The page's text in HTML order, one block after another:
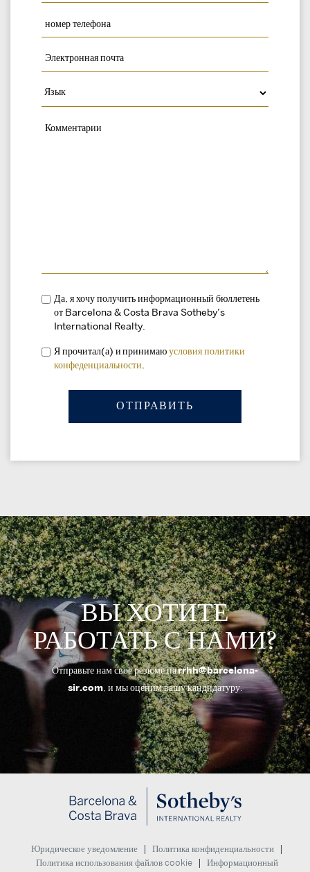
Да, я хочу получить информационный бюллетень
от Barcelona & Costa Brava Sotheby’s
International Realty.
Я прочитал(а) и принимаю условия политики
конфеденциальности
ВЫ ХОТИТЕ
РАБОТАТЬ С НАМИ?
Отправьте нам свое резюме наrrhh@barcelona-
sir.com, и мы оценим вашу кандидатуру.
Юридическое уведомление Политика конфиденциальности
Политика использования файлов cookie Информационный